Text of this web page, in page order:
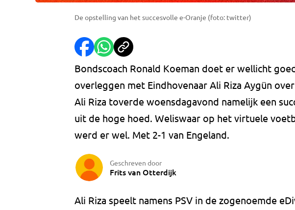
De opstelling van het succesvolle e-Oranje (foto: twitter)
Bondscoach Ronald Koeman doet er wellicht
overleggen met Eindhovenaar Ali Riza Aygün
Ali Riza toverde woensdagavond namelijk een
uit de hoge hoed. Weliswaar op het virtuele
werd er wel. Met 2-1 van Engeland.
Geschreven door
Frits van Otterdijk
Ali Riza speelt namens PSV in de zogenoemde